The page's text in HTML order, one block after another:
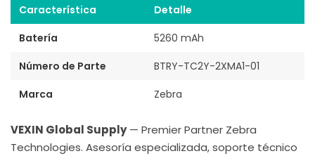
Característica
Detalle
Batería
5260 mAh
Número de Parte
BTRY-TC2Y-2XMA1-01
Marca
Zebra
VEXIN Global Supply— Premier Partner Zebra
Technologies. Asesoría especializada, soporte técnico